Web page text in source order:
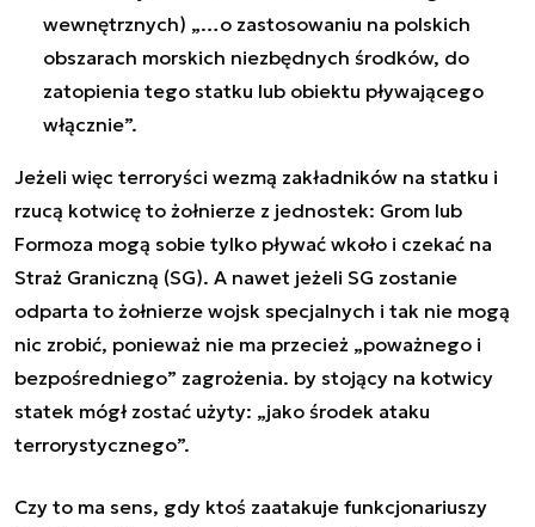
wewnętrznych) „…o zastosowaniu na polskich
obszarach morskich niezbędnych środków, do
zatopienia tego statku lub obiektu pływającego
włącznie”.
Jeżeli więc terroryści wezmą zakładników na statku i
rzucą kotwicę to żołnierze z jednostek: Grom lub
Formoza mogą sobie tylko pływać wkoło i czekać na
Straż Graniczną (SG). A nawet jeżeli SG zostanie
odparta to żołnierze wojsk specjalnych i tak nie mogą
nic zrobić, ponieważ nie ma przecież „poważnego i
bezpośredniego” zagrożenia. by stojący na kotwicy
statek mógł zostać użyty: „jako środek ataku
terrorystycznego”.
Czy to ma sens, gdy ktoś zaatakuje funkcjonariuszy